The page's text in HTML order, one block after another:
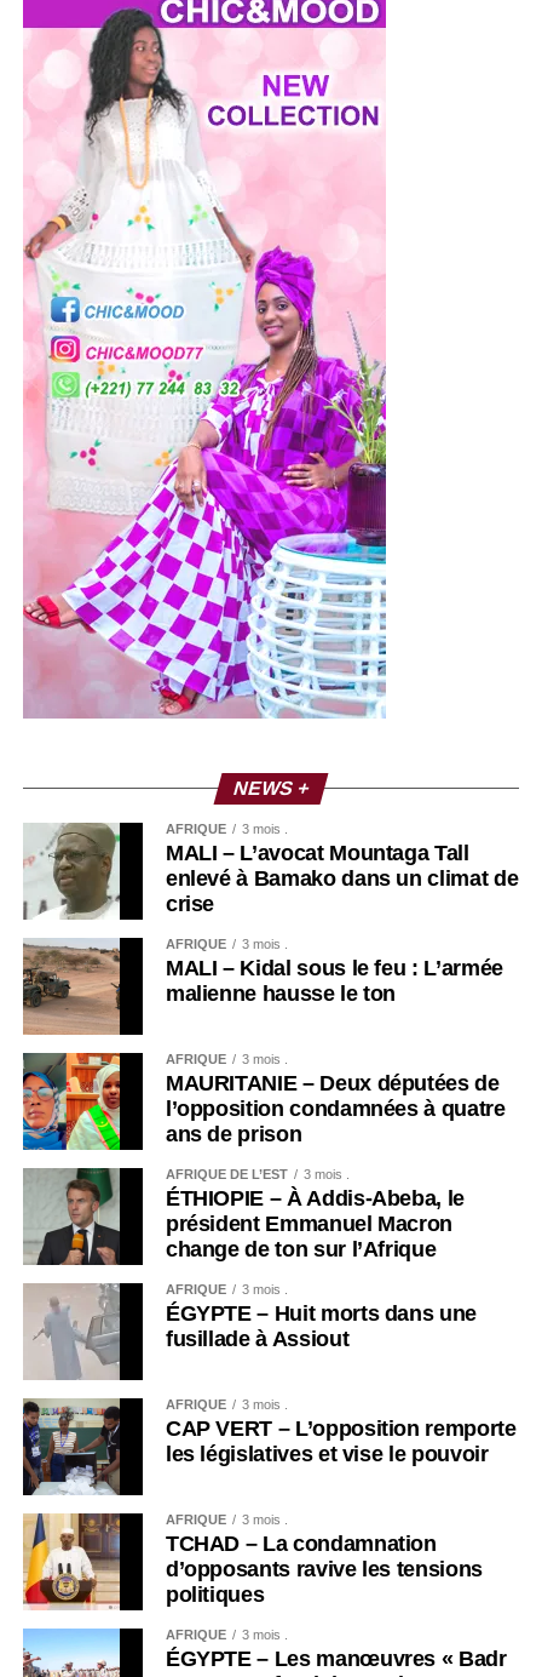
NEWS +
AFRIQUE 3 mois .
MALI – L’avocat Mountaga Tall
enlevé à Bamako dans un climat de
crise
AFRIQUE 3 mois .
MALI – Kidal sous le feu : L’armée
malienne hausse le ton
AFRIQUE 3 mois .
MAURITANIE – Deux députées de
l’opposition condamnées à quatre
ans de prison
AFRIQUE DE L’EST 3 mois .
ÉTHIOPIE – À Addis-Abeba, le
président Emmanuel Macron
change de ton sur l’Afrique
AFRIQUE 3 mois .
ÉGYPTE – Huit morts dans une
fusillade à Assiout
AFRIQUE 3 mois .
CAP VERT – L’opposition remporte
les législatives et vise le pouvoir
AFRIQUE 3 mois .
TCHAD – La condamnation
d’opposants ravive les tensions
politiques
AFRIQUE 3 mois .
ÉGYPTE – Les manœuvres « Badr